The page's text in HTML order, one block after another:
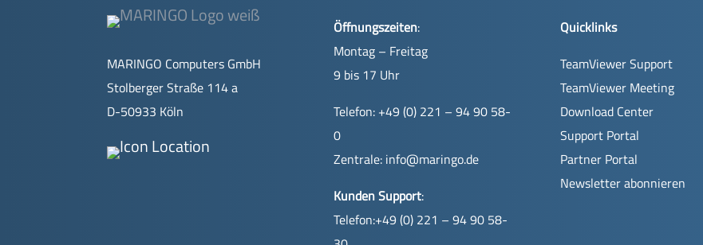
MARINGO Computers GmbH
Stolberger Straße 114 a
D-50933 Köln
Öffnungszeiten:
Montag – Freitag
9 bis 17 Uhr
Telefon: +49 (0) 221 – 94 90 58-
0
Zentrale: info@maringo.de
Kunden Support:
Telefon:+49 (0) 221 – 94 90 58-
Quicklinks
TeamViewer Support
TeamViewer Meeting
Download Center
Support Portal
Partner Portal
Newsletter abonnieren